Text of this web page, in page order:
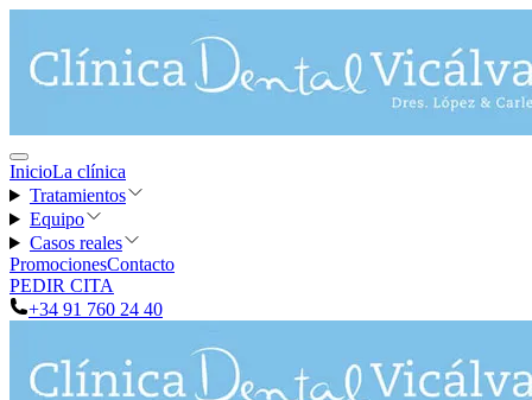
InicioLa clínica
Tratamientos
Equipo
Casos reales
PromocionesContacto
PEDIR CITA
+34 91 760 24 40